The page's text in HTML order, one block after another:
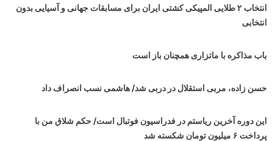
انتخاب ۲ طلایی المپیکی کشتی ایران برای مسابقات جهانی و آسیایی بدون
انتخابی
باب مذاکره با ماتزاری همچنان باز است
حسن زاده، مربی استقلال در دربی شد/ هاشمی نسب انصراف داد
این دوره آخرین ریاستم در فدراسیون فوتبال است/ حکم شلاق من با
پرداخت ۶ میلیون تومان شکسته شد